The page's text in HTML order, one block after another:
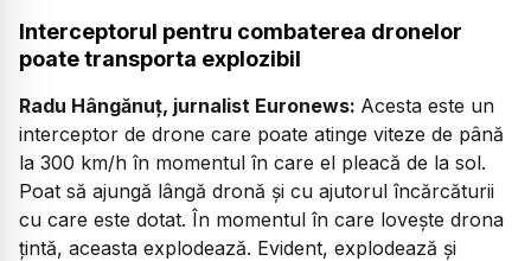
Interceptorul pentru combaterea dronelor
poate transporta explozibil
Radu Hângănuț, jurnalist Euronews: Acesta este un
interceptor de drone care poate atinge viteze de până
la 300 km/h în momentul în care el pleacă de la sol.
Poat să ajungă lângă dronă și cu ajutorul încărcăturii
cu care este dotat. În momentul în care lovește drona
țintă, aceasta explodează. Evident, explodează și